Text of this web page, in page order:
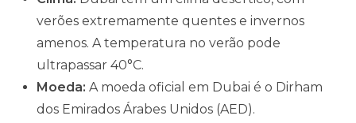
verões extremamente quentes e invernos
amenos. A temperatura no verão pode
ultrapassar 40°C.
Moeda: A moeda oficial em Dubai é o Dirham
dos Emirados Árabes Unidos (AED).